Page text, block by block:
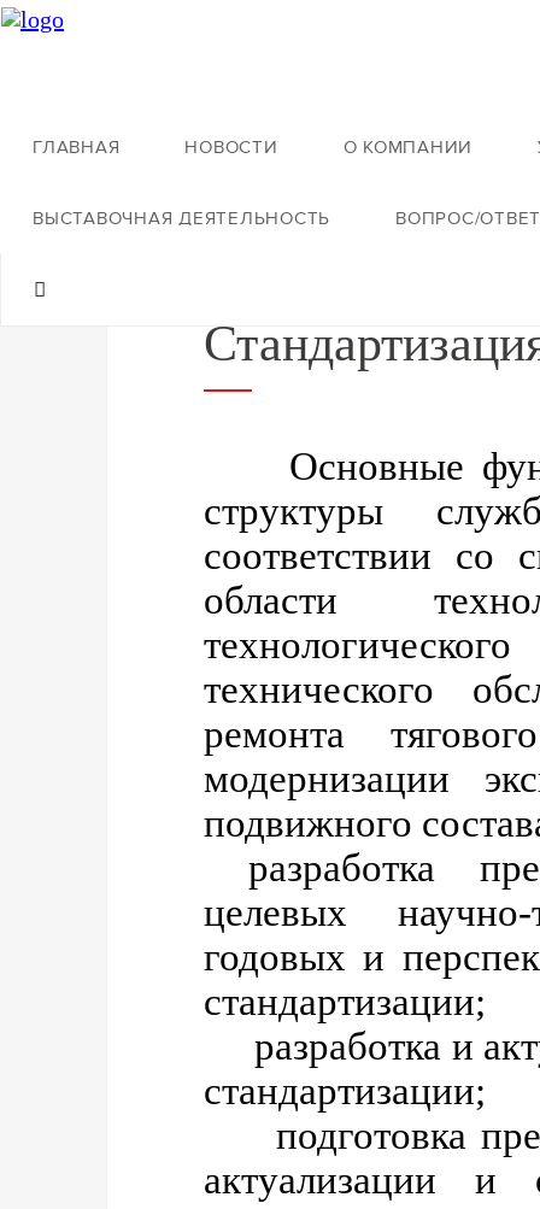
ГЛАВНАЯ НОВОСТИ О КОМПАНИИ
ВЫСТАВОЧНАЯ ДЕЯТЕЛЬНОСТЬ ВОПРОС/ОТВЕТ
Основные
структуры
соответствии со
области
технического
ремонта
модернизации
подвижного
разработка
целевых научно-
годовых и
стандартизации;
разработка и
стандартизации;
подготовка
актуализации и